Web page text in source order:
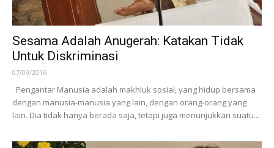
Sesama Adalah Anugerah: Katakan Tidak
Untuk Diskriminasi
07/09/2016
Pengantar Manusia adalah makhluk sosial, yang hidup bersama
dengan manusia-manusia yang lain, dengan orang-orang yang
lain. Dia tidak hanya berada saja, tetapi juga menunjukkan suatu...